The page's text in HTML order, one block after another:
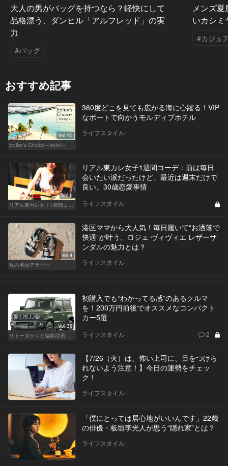
大人の男がバッグを持つなら？軽快にして
品格漂う、ダンヒル「アルフレッド」の実
力
#バッグ
メンズ
いカシ
#カジュ
おすすめ記事
Vol.10
Editor's Choice～hotel～
360度どこを見ても広がる海に心躍る！VIP
なボートで向かうモルディブホテル
ライフスタイル
Vol.6
リアル東カレ女子1週間コーデ
リアル東カレ女子1週間コーデ：前は毎日
会いたい派だったけど、最近は週末だけで
良い。30歳恋愛事情
ライフスタイル
Vol.4
私の名品テラピー
港区ママから大人気！毎日履いて“お洒落で
快適”が叶う、ロジェ ヴィヴィエ レザーサ
ンダルの魅力とは？
ライフスタイル
Vol.39
サトータケシと編集部員 船山の"CAR GENTSへの道"
初購入でも“わかってる感”のあるクルマ
を！200万円前後でオススメなコンパクト
カー5選
ライフスタイル 2
【7/26（火）は、怖い上司に、目をつけら
れないよう注意！】今日の運勢をチェッ
ク！
ライフスタイル
「僕にとっては居心地がいいんです」22歳
の俳優・板垣李光人が思う“隠れ家”とは？
ライフスタイル